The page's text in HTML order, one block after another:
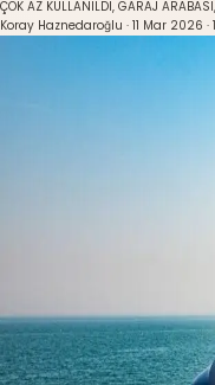
ÇOK AZ KULLANILDI, GARAJ
Koray Haznedaroğlu · 11 Mar 2026 ·